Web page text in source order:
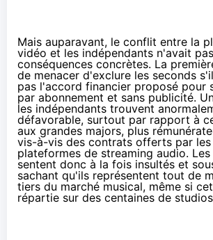
Mais auparavant, le conflit entre la
vidéo et les indépendants n'avait
conséquences concrètes. La
de menacer d'exclure les seconds
pas l'accord financier proposé pour
par abonnement et sans publicité.
les indépendants trouvent
défavorable, surtout par rapport à
aux grandes majors, plus
vis-à-vis des contrats offerts par les
plateformes de streaming audio.
sentent donc à la fois insultés et
sachant qu'ils représentent tout de
tiers du marché musical, même si
répartie sur des centaines de